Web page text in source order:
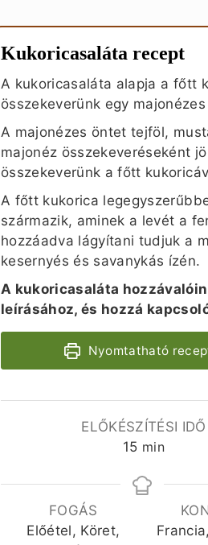
Kukoricasaláta recept
A kukoricasaláta alapja a főtt
összekeverünk egy
A majonézes öntet tejföl,
majonéz összekeveréseként
összekeverünk a főtt
A főtt kukorica
származik, aminek a levét a
hozzáadva lágyítani tudjuk a
kesernyés és savanykás ízén.
A kukoricasaláta
leírásához, és hozzá
Nyomtatható
ELŐKÉSZÍTÉSI IDŐ
15perc
min
FOGÁS
Előétel, Köret,